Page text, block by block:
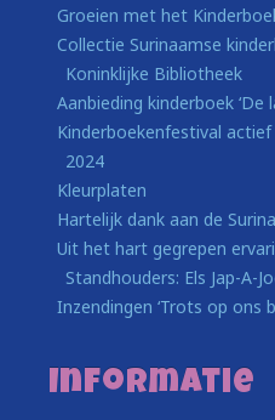
Groeien met het
Collectie Surinaamse
Koninklijke Bibliotheek
Aanbieding kinderboek ‘De
Kinderboekenfestival
2024
Kleurplaten
Hartelijk dank aan de
Uit het hart gegrepen
Standhouders: Els Jap-A-
Inzendingen ‘Trots op ons
Informatie